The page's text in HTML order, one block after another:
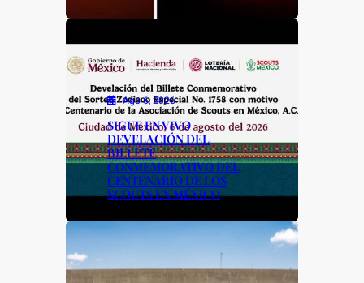
Ago 6, 2026
SIGUE EN VIVO
DEVELACIÓN DEL
BILLETE
CONMEMORATIVO DEL
CENTENARIO DE LOS
SCOUTS EN MÉXICO